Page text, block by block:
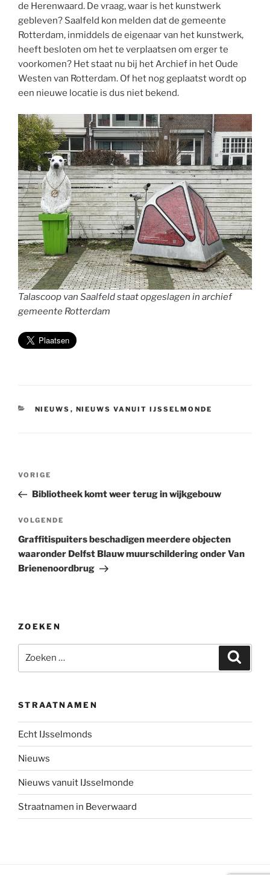
de Herenwaard. De vraag, waar is het kunstwerk
gebleven? Saalfeld kon melden dat de gemeente
Rotterdam, inmiddels de eigenaar van het kunstwerk,
heeft besloten om het te verplaatsen om erger te
voorkomen? Het staat nu bij het Archief in het Oude
Westen van Rotterdam. Of het nog geplaatst wordt op
een nieuwe locatie is dus niet bekend.
Talascoop van Saalfeld staat opgeslagen in archief
gemeente Rotterdam
CATEGORIEËN
NIEUWS , NIEUWS VANUIT IJSSELMONDE
Bericht
Vorig
bericht
VORIGE
Bibliotheek komt weer terug in wijkgebouw
Volgend
bericht
VOLGENDE
Graffitispuiters beschadigen meerdere objecten
waaronder Delfst Blauw muurschildering onder Van
Brienenoordbrug
ZOEKEN
naar:
STRAATNAMEN
Echt IJsselmonds
Nieuws
Nieuws vanuit IJsselmonde
Straatnamen in Beverwaard